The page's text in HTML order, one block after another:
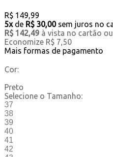
R$ 149,99
5xde R$ 30,00 sem juros no
R$ 142,49 à vista no cartão
Economize R$ 7,50
Mais formas de pagamento
Cor:
Preto
Selecione o Tamanho:
37
38
39
40
41
42